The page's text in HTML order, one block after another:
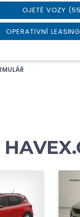
OJETÉ VOZY
OPERATIVNÍ